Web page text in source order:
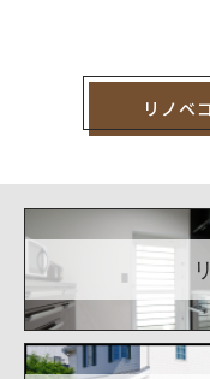
リノベ